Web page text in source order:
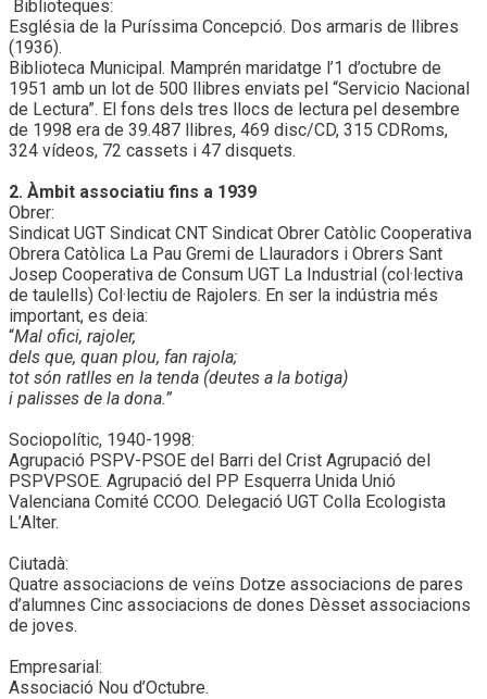
Biblioteques:
Església de la Puríssima Concepció. Dos armaris de llibres
(1936).
Biblioteca Municipal. Mamprén maridatge l’1 d’octubre de
1951 amb un lot de 500 llibres enviats pel “Servicio Nacional
de Lectura”. El fons dels tres llocs de lectura pel desembre
de 1998 era de 39.487 llibres, 469 disc/CD, 315 CDRoms,
324 vídeos, 72 cassets i 47 disquets.
2. Àmbit associatiu fins a 1939
Obrer:
Sindicat UGT Sindicat CNT Sindicat Obrer Catòlic Cooperativa
Obrera Catòlica La Pau Gremi de Llauradors i Obrers Sant
Josep Cooperativa de Consum UGT La Industrial (col·lectiva
de taulells) Col·lectiu de Rajolers. En ser la indústria més
important, es deia:
“Mal ofici, rajoler,
dels que, quan plou, fan rajola;
tot són ratlles en la tenda (deutes a la botiga)
i palisses de la dona.”
Sociopolític, 1940-1998:
Agrupació PSPV-PSOE del Barri del Crist Agrupació del
PSPVPSOE. Agrupació del PP Esquerra Unida Unió
Valenciana Comité CCOO. Delegació UGT Colla Ecologista
L’Alter.
Ciutadà:
Quatre associacions de veïns Dotze associacions de pares
d’alumnes Cinc associacions de dones Dèsset associacions
de joves.
Empresarial:
Associació Nou d’Octubre.